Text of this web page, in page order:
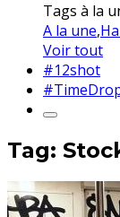
Tags à la
A la une,
Voir tout
#12shot
Tag: